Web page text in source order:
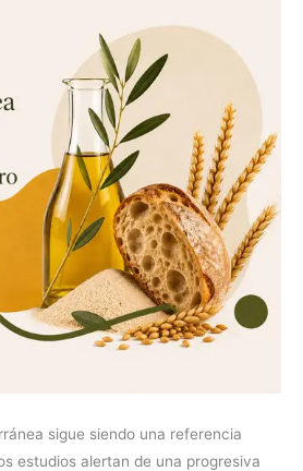
sigue siendo una referencia
estudios alertan de una progresiva